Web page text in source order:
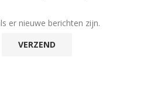
er nieuwe berichten zijn.